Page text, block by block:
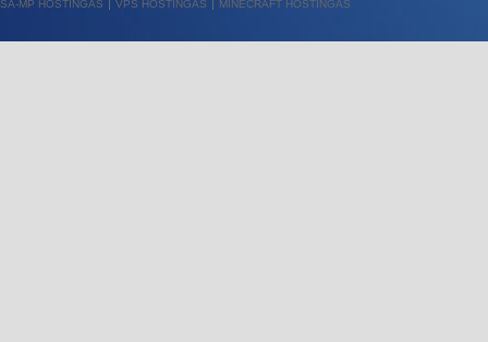
SA-MP HOSTINGAS VPS HOSTINGAS MINECRAFT HOSTINGAS